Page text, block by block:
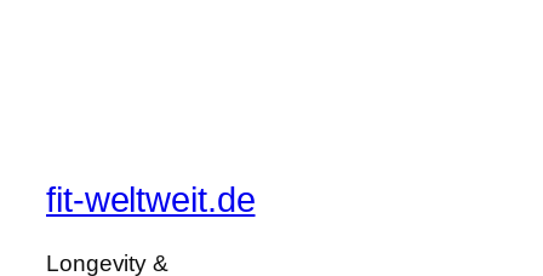
fit-weltweit.de
Longevity &